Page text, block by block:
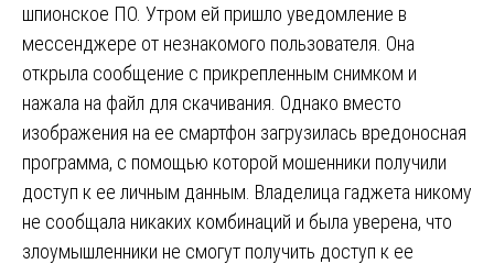
шпионское ПО. Утром ей пришло уведомление в
мессенджере от незнакомого пользователя. Она
открыла сообщение с прикрепленным снимком и
нажала на файл для скачивания. Однако вместо
изображения на ее смартфон загрузилась вредоносная
программа, с помощью которой мошенники получили
доступ к ее личным данным. Владелица гаджета никому
не сообщала никаких комбинаций и была уверена, что
злоумышленники не смогут получить доступ к ее